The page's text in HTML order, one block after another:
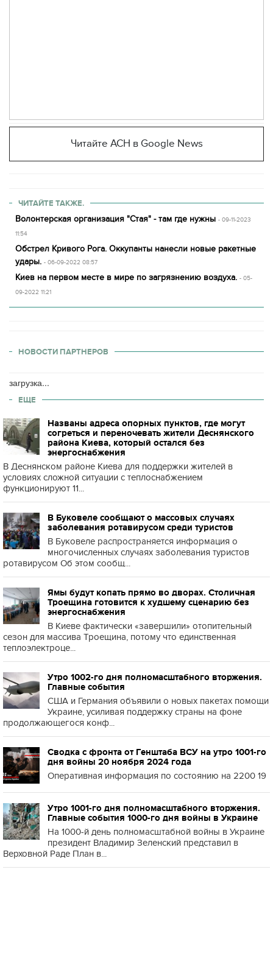
Читайте АСН в Google News
ЧИТАЙТЕ ТАКЖЕ.
Волонтерская организация "Стая" - там где нужны - 09-11-2023
11:54
Обстрел Кривого Рога. Оккупанты нанесли новые ракетные
удары. - 06-09-2022 08:57
Киев на первом месте в мире по загрязнению воздуха. - 05-
09-2022 11:21
НОВОСТИ ПАРТНЕРОВ
загрузка...
ЕЩЕ
Названы адреса опорных пунктов, где могут
согреться и переночевать жители Деснянского
района Киева, который остался без
энергоснабжения
В Деснянском районе Киева для поддержки жителей в
условиях сложной ситуации с теплоснабжением
функционируют 11...
В Буковеле сообщают о массовых случаях
заболевания ротавирусом среди туристов
В Буковеле распространяется информация о
многочисленных случаях заболевания туристов
ротавирусом Об этом сообщ...
Ямы будут копать прямо во дворах. Столичная
Троещина готовится к худшему сценарию без
энергоснабжения
В Киеве фактически «завершили» отопительный
сезон для массива Троещина, потому что единственная
теплоэлектроце...
Утро 1002-го дня полномасштабного вторжения.
Главные события
США и Германия объявили о новых пакетах помощи
Украине, усиливая поддержку страны на фоне
продолжающегося конф...
Сводка с фронта от Генштаба ВСУ на утро 1001-го
дня войны 20 ноября 2024 года
Оперативная информация по состоянию на 2200 19
Утро 1001-го дня полномасштабного вторжения.
Главные события 1000-го дня войны в Украине
На 1000-й день полномасштабной войны в Украине
президент Владимир Зеленский представил в
Верховной Раде План в...